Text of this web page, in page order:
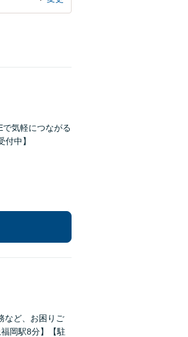
で気軽につながる
中】
など、お困りご
岡駅8分】【駐